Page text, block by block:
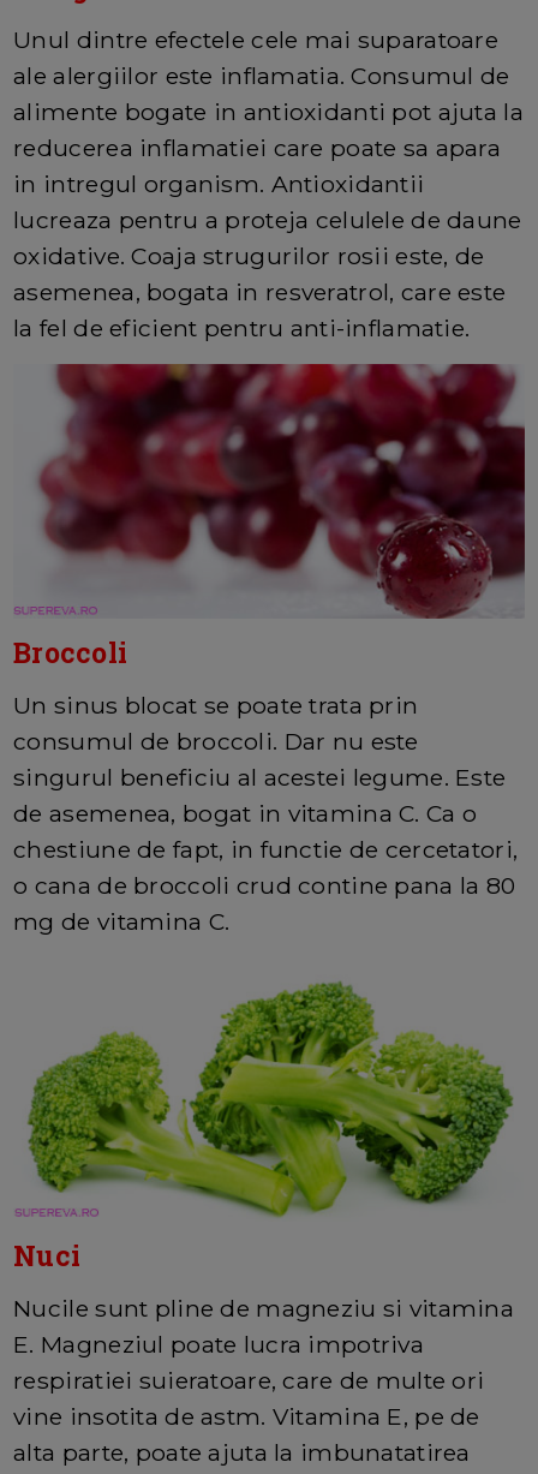
Unul dintre efectele cele mai suparatoare
ale alergiilor este inflamatia. Consumul de
alimente bogate in antioxidanti pot ajuta la
reducerea inflamatiei care poate sa apara
in intregul organism. Antioxidantii
lucreaza pentru a proteja celulele de daune
oxidative. Coaja strugurilor rosii este, de
asemenea, bogata in resveratrol, care este
la fel de eficient pentru anti-inflamatie.
Broccoli
Un sinus blocat se poate trata prin
consumul de broccoli. Dar nu este
singurul beneficiu al acestei legume. Este
de asemenea, bogat in vitamina C. Ca o
chestiune de fapt, in functie de cercetatori,
o cana de broccoli crud contine pana la 80
mg de vitamina C.
Nuci
Nucile sunt pline de magneziu si vitamina
E. Magneziul poate lucra impotriva
respiratiei suieratoare, care de multe ori
vine insotita de astm. Vitamina E, pe de
alta parte, poate ajuta la imbunatatirea